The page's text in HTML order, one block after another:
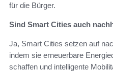
für die Bürger.
Sind Smart Cities auch
Ja, Smart Cities setzen auf
indem sie erneuerbare
schaffen und intelligente